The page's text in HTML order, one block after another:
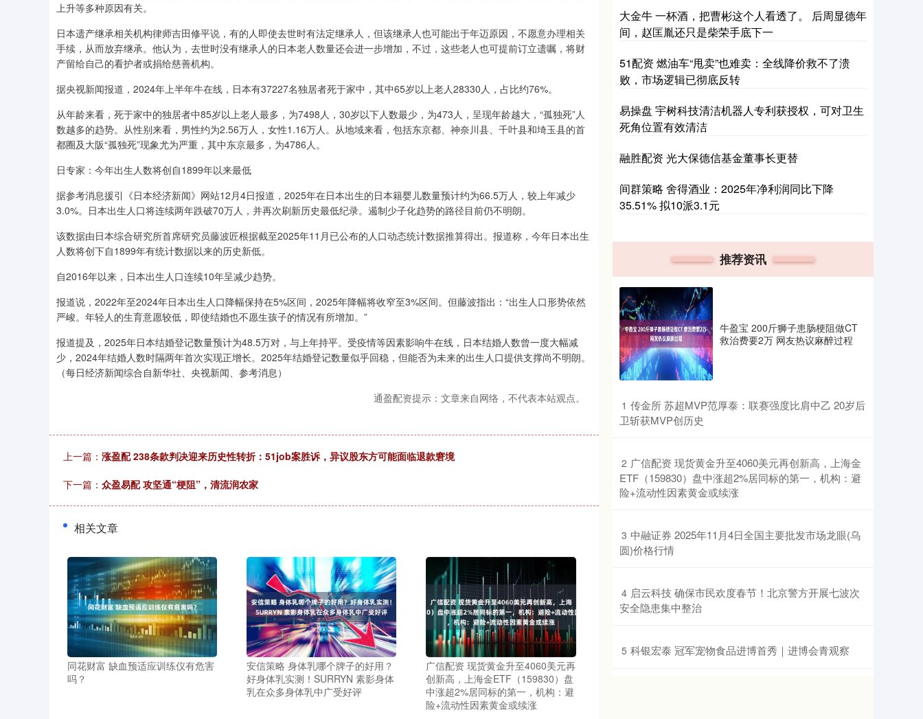
上升等多种原因有关。
日本遗产继承相关机构律师吉田修平说，有的人即使去世时有法定继承人，但该继承人也可能出于年迈原因，不愿意办理相关
手续，从而放弃继承。他认为，去世时没有继承人的日本老人数量还会进一步增加，不过，这些老人也可提前订立遗嘱，将财
产留给自己的看护者或捐给慈善机构。
据央视新闻报道，2024年上半年牛在线，日本有37227名独居者死于家中，其中65岁以上老人28330人，占比约76%。
从年龄来看，死于家中的独居者中85岁以上老人最多，为7498人，30岁以下人数最少，为473人，呈现年龄越大，“孤独死”人
数越多的趋势。从性别来看，男性约为2.56万人，女性1.16万人。从地域来看，包括东京都、神奈川县、千叶县和埼玉县的首
都圈及大阪“孤独死”现象尤为严重，其中东京最多，为4786人。
日专家：今年出生人数将创自1899年以来最低
据参考消息援引《日本经济新闻》网站12月4日报道，2025年在日本出生的日本籍婴儿数量预计约为66.5万人，较上年减少
3.0%。日本出生人口将连续两年跌破70万人，并再次刷新历史最低纪录。遏制少子化趋势的路径目前仍不明朗。
该数据由日本综合研究所首席研究员藤波匠根据截至2025年11月已公布的人口动态统计数据推算得出。报道称，今年日本出生
人数将创下自1899年有统计数据以来的历史新低。
自2016年以来，日本出生人口连续10年呈减少趋势。
报道说，2022年至2024年日本出生人口降幅保持在5%区间，2025年降幅将收窄至3%区间。但藤波指出：“出生人口形势依然
严峻。年轻人的生育意愿较低，即使结婚也不愿生孩子的情况有所增加。”
报道提及，2025年日本结婚登记数量预计为48.5万对，与上年持平。受疫情等因素影响牛在线，日本结婚人数曾一度大幅减
少，2024年结婚人数时隔两年首次实现正增长。2025年结婚登记数量似乎回稳，但能否为未来的出生人口提供支撑尚不明朗。
（每日经济新闻综合自新华社、央视新闻、参考消息）
通盈配资提示：文章来自网络，不代表本站观点。
上一篇： 涨盈配 238条款判决迎来历史性转折：51job案胜诉，异议股东方可能面临退款窘境
下一篇： 众盈易配 攻坚通“梗阻”，清流润农家
相关文章
同花财富 缺血预适应训练仪有危害
吗？
安信策略 身体乳哪个牌子的好用？
好身体乳实测！SURRYN 素影身体
乳在众多身体乳中广受好评
广信配资 现货黄金升至4060美元再
创新高，上海金ETF（159830）盘
中涨超2%居同标的第一，机构：避
险+流动性因素黄金或续涨
大金牛 一杯酒，把曹彬这个人看透了。 后周显德年
间，赵匡胤还只是柴荣手底下一
51配资 燃油车“甩卖”也难卖：全线降价救不了溃
败，市场逻辑已彻底反转
易操盘 宇树科技清洁机器人专利获授权，可对卫生
死角位置有效清洁
融胜配资 光大保德信基金董事长更替
间群策略 舍得酒业：2025年净利润同比下降
35.51% 拟10派3.1元
推荐资讯
牛盈宝 200斤狮子患肠梗阻做CT
救治费要2万 网友热议麻醉过程
1 ​传金所 苏超MVP范厚泰：联赛强度比肩中乙 20岁后
卫斩获MVP创历史
2 ​广信配资 现货黄金升至4060美元再创新高，上海金
ETF（159830）盘中涨超2%居同标的第一，机构：避
险+流动性因素黄金或续涨
3 ​中融证券 2025年11月4日全国主要批发市场龙眼(乌
圆)价格行情
4 ​启云科技 确保市民欢度春节！北京警方开展七波次
安全隐患集中整治
5 ​科银宏泰 冠军宠物食品进博首秀｜进博会青观察